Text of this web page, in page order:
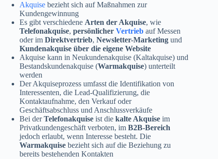
Akquise bezieht sich auf Maßnahmen zur
Kundengewinnung
Es gibt verschiedene Arten der Akquise, wie
Telefonakquise, persönlicher Vertrieb auf Messen
oder im Direktvertrieb, Newsletter-Marketing und
Kundenakquise über die eigene Website
Akquise kann in Neukundenakquise (Kaltakquise) und
Bestandskundenakquise (Warmakquise) unterteilt
werden
Der Akquiseprozess umfasst die Identifikation von
Interessenten, die Lead-Qualifizierung, die
Kontaktaufnahme, den Verkauf oder
Geschäftsabschluss und Anschlussverkäufe
Bei derTelefonakquise ist die kalte Akquise im
Privatkundengeschäft verboten, im B2B-Bereich
jedoch erlaubt, wenn Interesse besteht. Die
Warmakquise bezieht sich auf die Beziehung zu
bereits bestehenden Kontakten